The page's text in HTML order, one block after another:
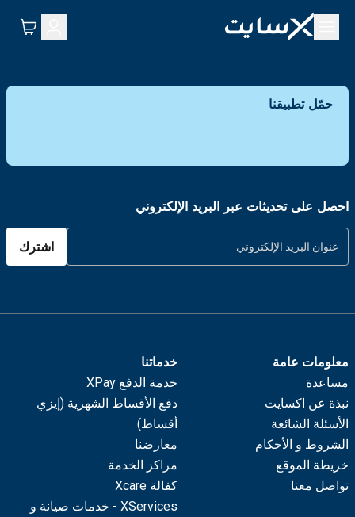
حمّل تطبيقنا
احصل على تحديثات عبر البريد الإلكتروني
اشترك
معلومات عامة
مساعدة
نبذة عن اكسايت
الأسئلة الشائعة
الشروط و الأحكام
خريطة الموقع
تواصل معنا
خدماتنا
خدمة الدفع XPay
دفع الأقساط الشهرية (إيزي
أقساط)
معارضنا
مراكز الخدمة
كفالة Xcare
XServices - خدمات صيانة و